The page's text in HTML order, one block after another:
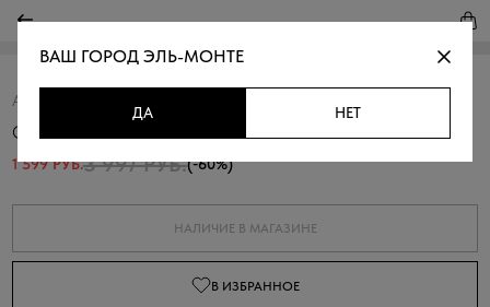
Артикул:
Футболка базовая в рубчик
1 599 РУБ.3 997 РУБ.(-60%)
НАЛИЧИЕ В МАГАЗИНЕ
В ИЗБРАННОЕ
ВАШ ГОРОДЭЛЬ-МОНТЕ
ДА НЕТ